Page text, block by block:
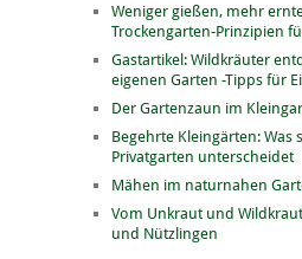
Weniger gießen, mehr
Trockengarten-Prinzipien
Gastartikel: Wildkräuter
eigenen Garten -Tipps für
Der Gartenzaun im
Begehrte Kleingärten: Was
Privatgarten unterscheidet
Mähen im naturnahen
Vom Unkraut und
und Nützlingen